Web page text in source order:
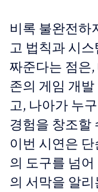
비록 불완전하
고 법칙과 시
짜준다는 점은
존의 게임 개
고, 나아가 누
경험을 창조할
이번 시연은
의 도구를 넘
의 서막을 알